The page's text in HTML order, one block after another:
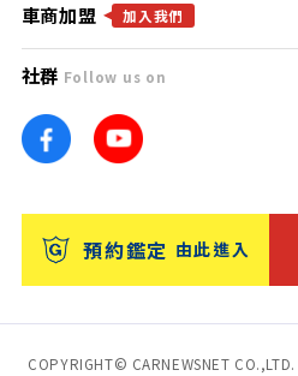
隱私權政策
團隊
車訊網
台灣優良中古車商大獎
找好車
找好店
找海外車
消費者評價
保固
合作夥伴
廣告合作
車商加盟 加入我們
社群 Follow us on
預約鑑定 由此進入
COPYRIGHT© CARNEWSNET